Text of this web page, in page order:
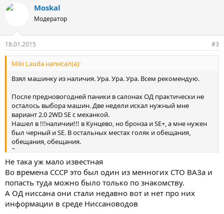
Moskal
Модератор
18.01.2015 #3
Miki Lauda написал(а):
Взял машинку из наличия. Ура. Ура. Ура. Всем рекомендую.
После предновогодней паники в салонах ОД практически не
осталось выбора машин. Две недели искал нужный мне
вариант 2.0 2WD SE с механкой.
Нашел в !!!наличии!!! в Кунцево, но бронза и SE+, а мне нужен
был черный и SE. В остальных местах голяк и обещания,
обещания, обещания.
Говорят машинки придут завтра-послезавтра, потом в конце
января, потом в середине февраля, но уж в крайнем случае
конец февраля - начало марта...
Договора на поставку - ничего не значащие писюлки, без
четкого срока поставки, фиксированной цены и т.п. причем это
все у ОД Ниссана ???????
Большинство ОД предлагают оставить предоплату 5-30 тыр. и
Не така уж мало известная
Во времена СССР это был один из менногих СТО ВАЗа и
попасть туда можно было только по знакомству.
А ОД ниссана они стали недавно вот и нет про них
информации в среде Ниссановодов